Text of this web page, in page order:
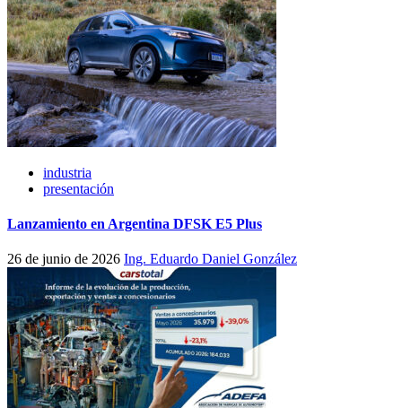
industria
presentación
Lanzamiento en Argentina DFSK E5 Plus
26 de junio de 2026 Ing. Eduardo Daniel González